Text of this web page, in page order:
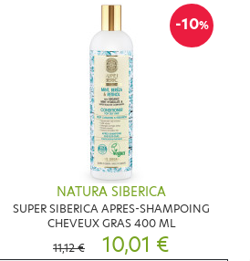
-10%
NATURA SIBERICA
SUPER SIBERICA APRES-SHAMPOING
CHEVEUX GRAS 400 ML
11,12 €
10,01 €